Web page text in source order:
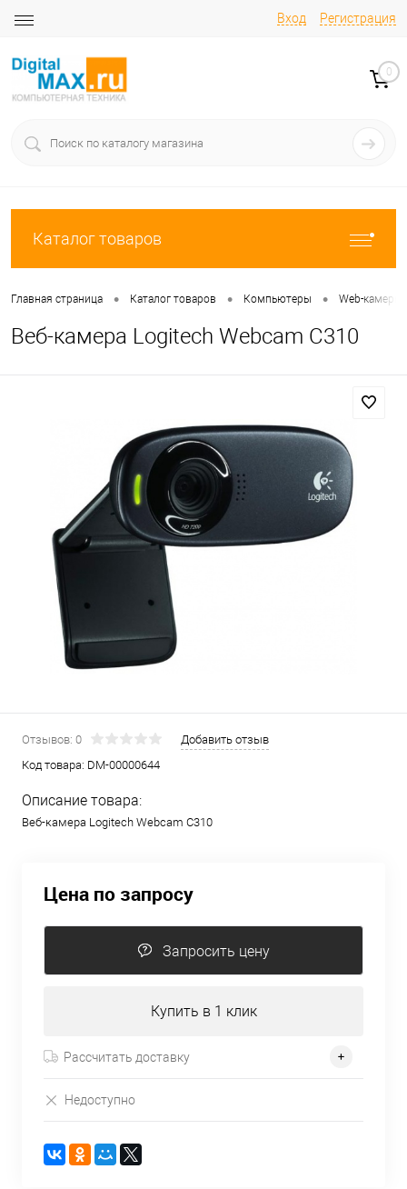
Вход Регистрация
0
Каталог товаров
Главная страница • Каталог товаров • Компьютеры • Web-камеры
Веб-камера Logitech Webcam C310
Отзывов: 0
Добавить отзыв
Код товара: DM-00000644
Описание товара:
Веб-камера Logitech Webcam C310
Цена по запросу
Запросить цену
Купить в 1 клик
Рассчитать доставку
Недоступно